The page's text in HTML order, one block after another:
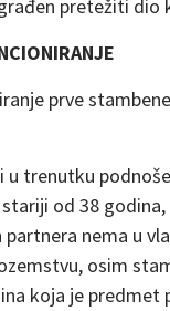
pretežiti dio
prve
u trenutku
od 38 godina,
partnera nema u
osim
koja je predmet